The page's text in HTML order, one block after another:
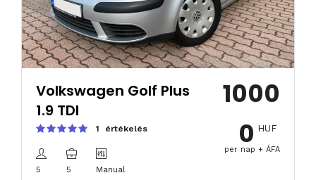
Volkswagen Golf Plus
1.9 TDI
1 értékelés
5 5 Manual
1000
0 HUF
per nap + ÁFA